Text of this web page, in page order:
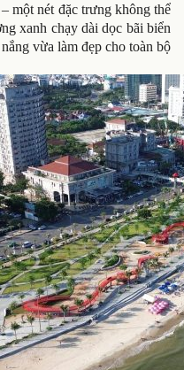
một nét đặc trưng không thể
xanh chạy dài dọc bãi biển
vừa làm đẹp cho toàn bộ